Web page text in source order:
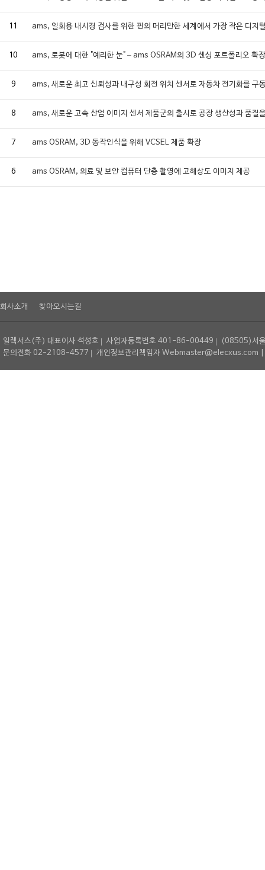
11 ams, 일회용 내시경 검사를 위한 핀의 머리만한 세계에서 가장 작은 디지
10 ams, 로봇에 대한 "예리한 눈" – ams OSRAM의 3D 센싱 포트폴리오 확장
9 ams, 새로운 최고 신뢰성과 내구성 회전 위치 센서로 자동차 전기화를 구
8 ams, 새로운 고속 산업 이미지 센서 제품군의 출시로 공장 생산성과 품질
7 ams OSRAM, 3D 동작인식을 위해 VCSEL 제품 확장
6 ams OSRAM, 의료 및 보안 컴퓨터 단층 촬영에 고해상도 이미지 제공
회사소개 찾아오시는길
일렉서스(주) 대표이사 석성호 사업자등록번호 401-86-00449
(08505)서
문의전화 02-2108-4577
개인정보관리책임자